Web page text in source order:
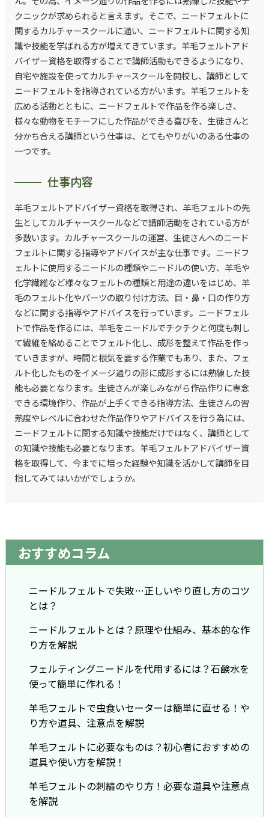
クニックが求められると言えます。そこで、ニードフェルトに
関するカルチャースクールに通い、ニードフェルトに関する知
識や技能を学ばれる方が増えてきています。羊毛フェルトアド
バイザー資格を取得することで講師活動もできるようになり、
自宅や施設を使ってカルチャースクールを開校し、講師として
ニードフェルトを指導されている方がいます。羊毛フェルトを
広める活動とともに、ニードフェルトで作品を作る楽しさ、
様々な動物をモチーフにした作品ができる喜びを、生徒さんと
分かち合える講師という仕事は、とてもやりがいのある仕事の
一つです。
仕事内容
羊毛フェルトアドバイザー資格を取得され、羊毛フェルトの先
生としてカルチャースクールなどで講師活動をされている方が
多数います。カルチャースクールの運営、生徒さんへのニード
フェルトに関する指導やアドバイスが主な仕事です。ニードフ
ェルトに使用するニードルの種類やニードルの使い方、羊毛や
化学繊維など様々なフェルトの種類と用途の違いをはじめ、羊
毛のフェルト化やパーツの取り付け方法、目・鼻・口の作り方
などに関する指導やアドバイスを行っています。ニードフェル
トで作品を作るには、羊毛をニードルでチクチクと何度も刺し
て繊維を絡めることでフェルト化し、成形を整えて作品を作っ
ていきますが、時間と根気を要する作業でもあり、また、フェ
ルト化したものをイメージ通りの形に成形するには熟練した技
能も必要となります。生徒さんが楽しみながら作品作りに専念
できる環境作り、作品が上手くできる指導方法、生徒さんの習
熟度やレベルに合わせた作品作りやアドバイスを行う為には、
ニードフェルトに関する知識や技能だけではなく、講師として
の知識や技能も必要となります。羊毛フェルトアドバイザー資
格を取得して、今までに培った経験や知識を活かして講師を目
指してみてはいかがでしょうか。
おすすめコラム
ニードルフェルトで失敗…正しいやり直し方のコツ
とは？
ニードルフェルトとは？原理や仕組み、基本的な作
り方を解説
フェルティングニードルを代用するには？石鹸水を
使って簡単に作れる！
羊毛フェルトで虫食いセーターは簡単に直せる！や
り方や道具、注意点を解説
羊毛フェルトに必要なものは？初心者におすすめの
道具や使い方を解説！
羊毛フェルトの刺繡のやり方！必要な道具や注意点
を解説